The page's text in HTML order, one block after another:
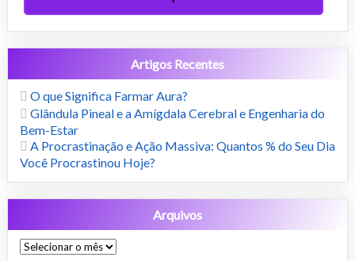
Artigos Recentes
O que Significa Farmar Aura?
Glândula Pineal e a Amígdala Cerebral e Engenharia do
Bem-Estar
A Procrastinação e Ação Massiva: Quantos % do Seu Dia
Você Procrastinou Hoje?
Arquivos
Arquivos